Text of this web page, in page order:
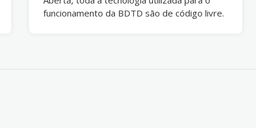
funcionamento da BDTD são de código livre.